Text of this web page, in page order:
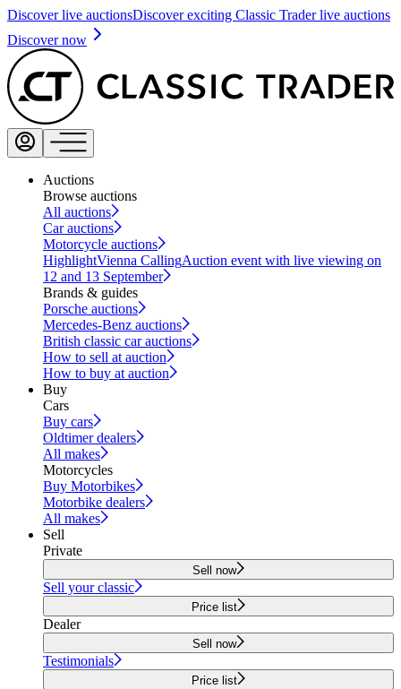
Discover live auctionsDiscover exciting Classic Trader live auctions
Discover now
Auctions
Browse auctions
All auctions
Car auctions
Motorcycle auctions
HighlightVienna CallingAuction event with live viewing on
12 and 13 September
Brands & guides
Porsche auctions
Mercedes-Benz auctions
British classic car auctions
How to sell at auction
How to buy at auction
Buy
Cars
Buy cars
Oldtimer dealers
All makes
Motorcycles
Buy Motorbikes
Motorbike dealers
All makes
Sell
Private
Sell now
Sell your classic
Price list
Dealer
Sell now
Testimonials
Price list